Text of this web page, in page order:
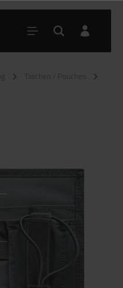
Taschen / Pouches